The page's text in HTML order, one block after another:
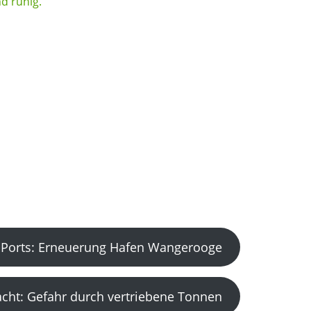
Erneuerung Hafen Wangerooge
Gefahr durch vertriebene Tonnen